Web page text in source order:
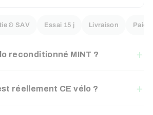
& SAV Essai 15 j Livraison
reconditionné MINT ?
réellement CE vélo ?